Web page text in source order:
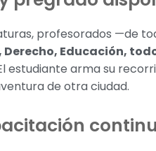
profesorados —de
Educación,
estudiante arma su
de otra ciudad.